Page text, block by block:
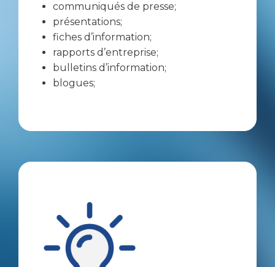
communiqués de presse;
présentations;
fiches d’information;
rapports d’entreprise;
bulletins d’information;
blogues;